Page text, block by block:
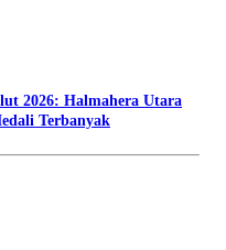
2026: Halmahera Utara
Terbanyak